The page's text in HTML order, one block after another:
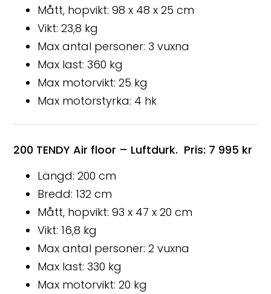
Mått, hopvikt: 98 x 48 x 25 cm
Vikt: 23,8 kg
Max antal personer: 3 vuxna
Max last: 360 kg
Max motorvikt: 25 kg
Max motorstyrka: 4 hk
200 TENDY Air floor – Luftdurk. Pris: 7 995 kr
Längd: 200 cm
Bredd: 132 cm
Mått, hopvikt: 93 x 47 x 20 cm
Vikt: 16,8 kg
Max antal personer: 2 vuxna
Max last: 330 kg
Max motorvikt: 20 kg